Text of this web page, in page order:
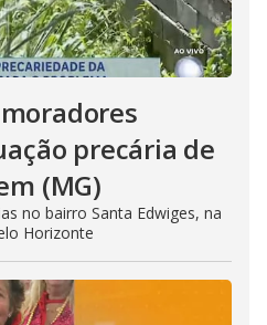
precária de
(MG)
no bairro Santa Edwiges, na
Horizonte